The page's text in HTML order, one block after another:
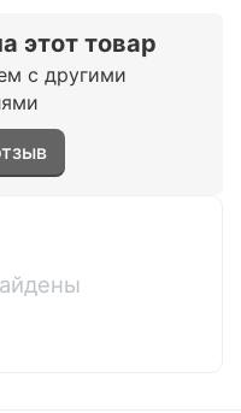
этот товар
с другими